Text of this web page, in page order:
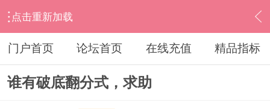
点击重新加载
› 通达信指标公式 › 无偿编写求助 › 内容
门户首页 论坛首页 在线充值 精品指标
谁有破底翻分式，求助